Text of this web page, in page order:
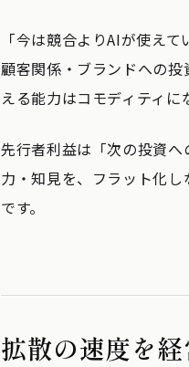
「今は競合よりAIが使え
顧客関係・ブランドへの
える能力はコモディティに
先行者利益は「次の投資
力・知見を、フラット化
です。
拡散の速度を